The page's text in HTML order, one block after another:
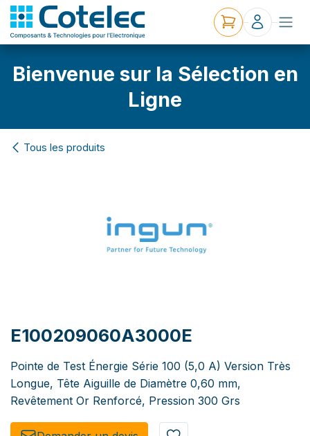
Bienvenue sur la Sélection en
Ligne
Tous les produits
E100209060A3000E
Pointe de Test Énergie Série 100 (5,0 A) Version Très
Longue, Tête Aiguille de Diamètre 0,60 mm,
Revêtement Or Renforcé, Pression 300 Grs